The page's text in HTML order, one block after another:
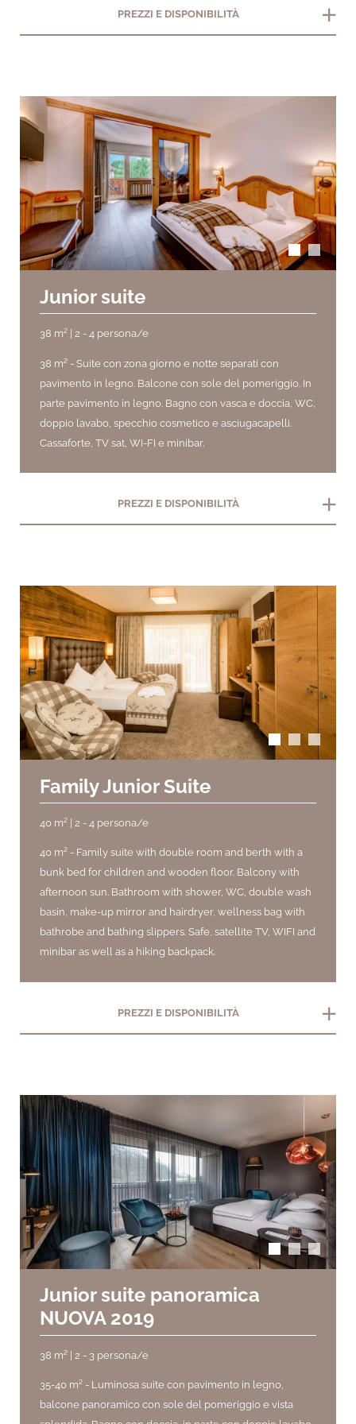
PREZZI E DISPONIBILITÀ add
Junior suite
38 m² | 2 - 4 persona/e
38 m² -Suite con zona giorno e notte separati con
pavimento in legno. Balcone con sole del pomeriggio. In
parte pavimento in legno. Bagno con vasca e doccia, WC,
doppio lavabo, specchio cosmetico e asciugacapelli.
Cassaforte, TV sat, WI-FI e minibar.
PREZZI E DISPONIBILITÀ add
Family Junior Suite
40 m² | 2 - 4 persona/e
40 m² - Family suite with double room and berth with a
bunk bed for children and wooden floor. Balcony with
afternoon sun. Bathroom with shower, WC, double wash
basin, make-up mirror and hairdryer, wellness bag with
bathrobe and bathing slippers. Safe, satellite TV, WIFI and
minibar as well as a hiking backpack.
PREZZI E DISPONIBILITÀ add
Junior suite panoramica
NUOVA 2019
38 m² | 2 - 3 persona/e
35-40 m² - Luminosa suite con pavimento in legno,
balcone panoramico con sole del pomeriggio e vista